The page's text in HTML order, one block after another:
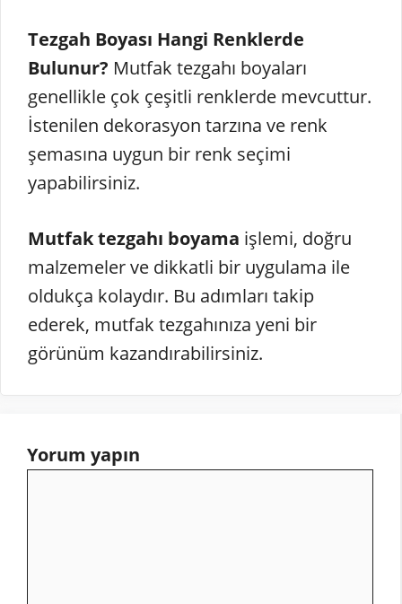
Tezgah Boyası Hangi Renklerde
Bulunur? Mutfak tezgahı boyaları
genellikle çok çeşitli renklerde mevcuttur.
İstenilen dekorasyon tarzına ve renk
şemasına uygun bir renk seçimi
yapabilirsiniz.
Mutfak tezgahı boyama işlemi, doğru
malzemeler ve dikkatli bir uygulama ile
oldukça kolaydır. Bu adımları takip
ederek, mutfak tezgahınıza yeni bir
görünüm kazandırabilirsiniz.
Yorum yapın